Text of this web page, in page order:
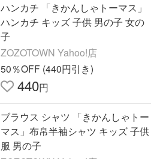
ハンカチ 「きかんしゃトーマス」
ハンカチ キッズ 子供 男の子 女の
子
ZOZOTOWN Yahoo!店
50％OFF (440円引き)
440円
ブラウス シャツ 「きかんしゃトー
マス」布帛半袖シャツ キッズ 子供
服 男の子